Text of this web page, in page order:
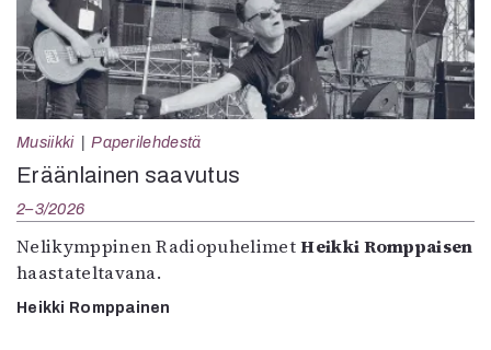
Musiikki Paperilehdestä
Eräänlainen saavutus
2–3/2026
Nelikymppinen RadiopuhelimetHeikki Romppaisen
haastateltavana.
Heikki Romppainen